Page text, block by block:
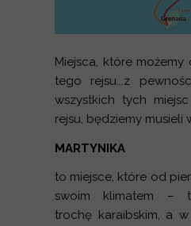
Miejsca, które
tego rejsu...z
wszystkich tych
rejsu, będziemy musieli
MARTYNIKA
to miejsce, które od
swoim klimatem –
trochę karaibskim, a